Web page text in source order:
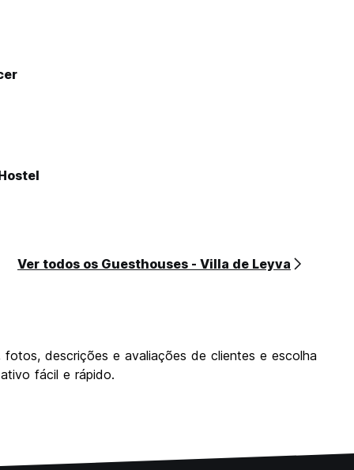
Ver todos os Guesthouses - Villa de Leyva
descrições e avaliações de clientes e escolha
fácil e rápido.